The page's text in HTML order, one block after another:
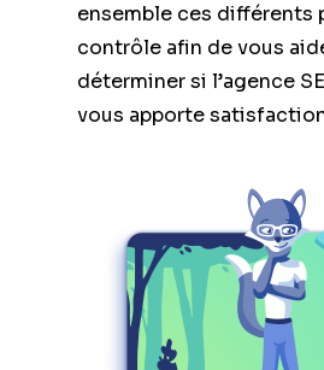
ensemble ces différents
contrôle afin de vous
déterminer si l’agence
vous apporte